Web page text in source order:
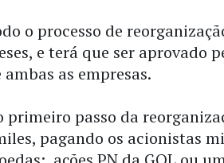
o processo de
e terá que ser aprovado
ambas as empresas.
primeiro passo da
pagando os acionistas